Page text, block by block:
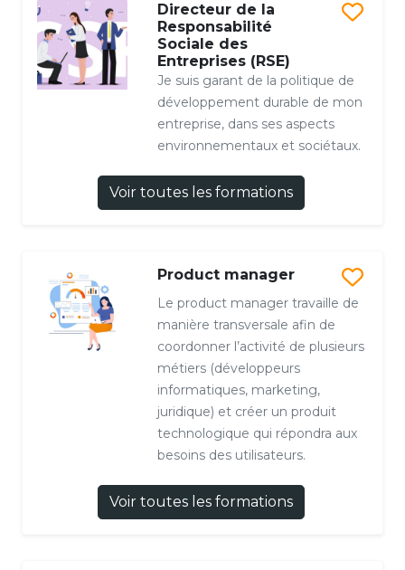
Directeur de la
Responsabilité
Sociale des
Entreprises (RSE)
Je suis garant de la politique de
développement durable de mon
entreprise, dans ses aspects
environnementaux et sociétaux.
Voir toutes les formations
Product manager
Le product manager travaille de
manière transversale afin de
coordonner l’activité de plusieurs
métiers (développeurs
informatiques, marketing,
juridique) et créer un produit
technologique qui répondra aux
besoins des utilisateurs.
Voir toutes les formations